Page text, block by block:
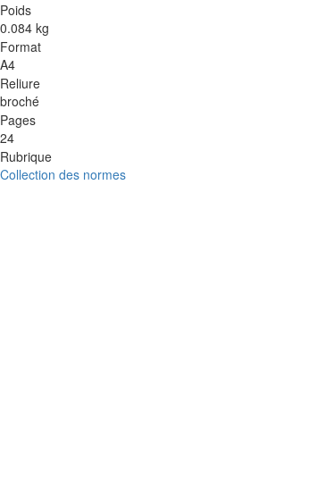
Poids
0.084 kg
Format
A4
Reliure
broché
Pages
24
Rubrique
Collection des normes